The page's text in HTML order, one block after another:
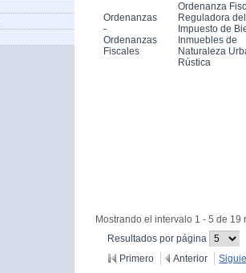
Ordenanzas
-
Ordenanzas
Fiscales
Ordenanza
Reguladora del
Impuesto de
Inmuebles de
Naturaleza
Rústica
Mostrando el intervalo 1 - 5 de 19
Resultados por página
Primero
Anterior